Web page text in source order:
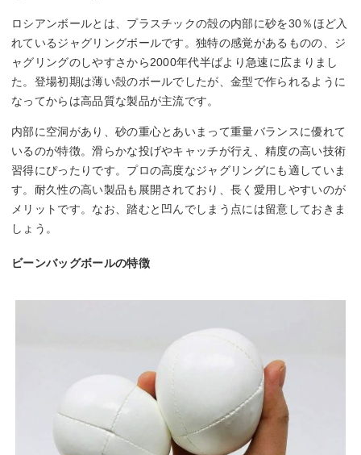
ロシアンボールとは、プラスチックの殻の内部に砂を30％ほど入
れているジャグリングボールです。独特の感覚があるものの、ジ
ャグリングのしやすさから2000年代半ばより急速に広まりまし
た。登場初期は薄い殻のボールでしたが、金型で作られるように
なってからは高品質な製品が主流です。
内部に空洞があり、砂の重心とあいまって重量バランスに優れて
いるのが特徴。滑らかな投げやキャッチが行え、精度の高い技術
習得にぴったりです。プロの高度なジャグリングにも適していま
す。耐久性の高い製品も展開されており、長く愛用しやすいのが
メリットです。なお、踏むと凹んでしまう点には留意しておきま
しょう。
ビーンバッグボールの特徴